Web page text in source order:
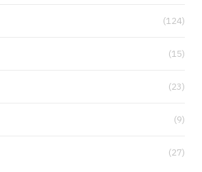
(124)
(15)
(23)
(9)
(27)